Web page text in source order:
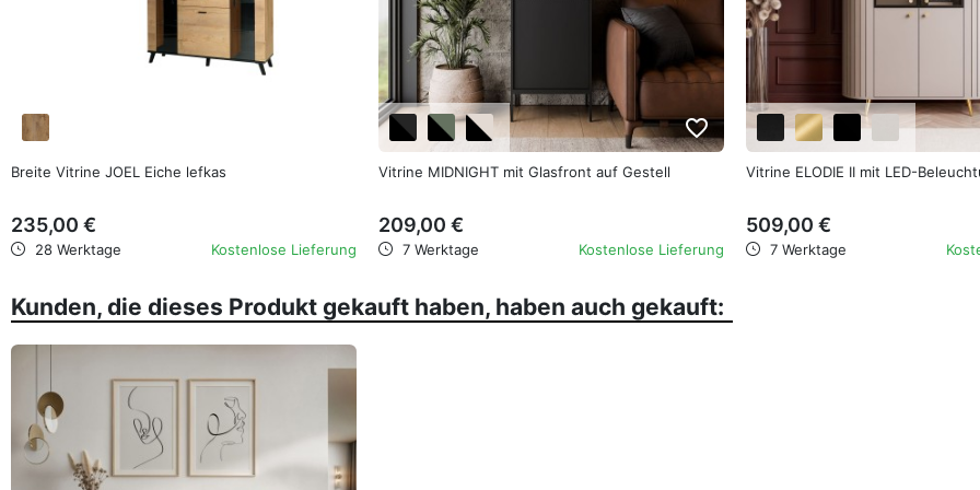
Breite Vitrine JOEL Eiche lefkas
235,00 €
28 Werktage Kostenlose Lieferung
favorite_border
Vitrine MIDNIGHT mit Glasfront auf Gestell
209,00 €
7 Werktage Kostenlose Lieferung
Vitrine ELODIE II mit LED-
509,00 €
7 Werktage
Kunden, die dieses Produkt gekauft haben, haben auch gekauft: